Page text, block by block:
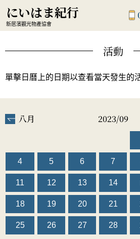
にいはま紀行
新居濱觀光物產協會
活動
單擊日曆上的日期以查看當天發生的
八月 2023/09
4 5 6 7
11 12 13 14
18 19 20 21
25 26 27 28